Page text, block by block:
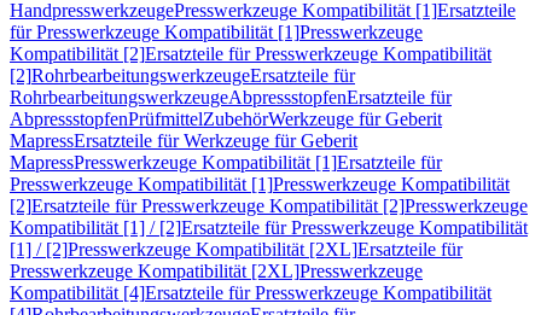
HandpresswerkzeugePresswerkzeuge Kompatibilität [1]Ersatzteile
für Presswerkzeuge Kompatibilität [1]Presswerkzeuge
Kompatibilität [2]Ersatzteile für Presswerkzeuge Kompatibilität
[2]RohrbearbeitungswerkzeugeErsatzteile für
RohrbearbeitungswerkzeugeAbpressstopfenErsatzteile für
AbpressstopfenPrüfmittelZubehörWerkzeuge für Geberit
MapressErsatzteile für Werkzeuge für Geberit
MapressPresswerkzeuge Kompatibilität [1]Ersatzteile für
Presswerkzeuge Kompatibilität [1]Presswerkzeuge Kompatibilität
[2]Ersatzteile für Presswerkzeuge Kompatibilität [2]Presswerkzeuge
Kompatibilität [1] / [2]Ersatzteile für Presswerkzeuge Kompatibilität
[1] / [2]Presswerkzeuge Kompatibilität [2XL]Ersatzteile für
Presswerkzeuge Kompatibilität [2XL]Presswerkzeuge
Kompatibilität [4]Ersatzteile für Presswerkzeuge Kompatibilität